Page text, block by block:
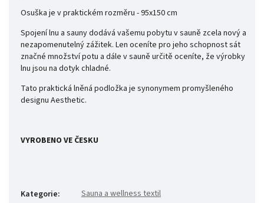
Osuška je v praktickém rozměru - 95x150 cm
Spojení lnu a sauny dodává vašemu pobytu v sauně zcela nový a
nezapomenutelný zážitek. Len oceníte pro jeho schopnost sát
značné množství potu a dále v sauně určitě oceníte, že výrobky
lnu jsou na dotyk chladné.
Tato praktická lněná podložka je synonymem promyšleného
designu Aesthetic.
VYROBENO VE ČESKU
Kategorie:
Sauna a wellness textil